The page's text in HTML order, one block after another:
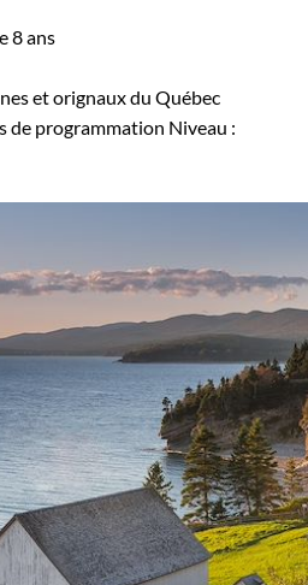
8 ans
et orignaux du Québec
de programmation Niveau :